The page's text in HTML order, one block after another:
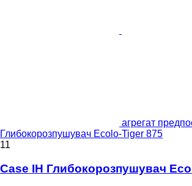
агрегат
Глибокорозпушувач Ecolo-Tiger 875
11
Case IH Глибокорозпушувач